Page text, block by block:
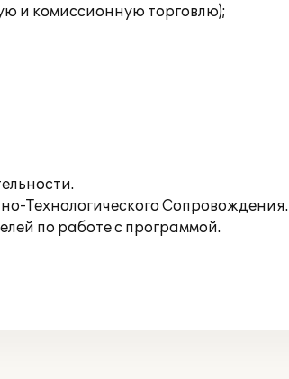
и комиссионную торговлю);
Технологического Сопровождения.
по работе с программой.